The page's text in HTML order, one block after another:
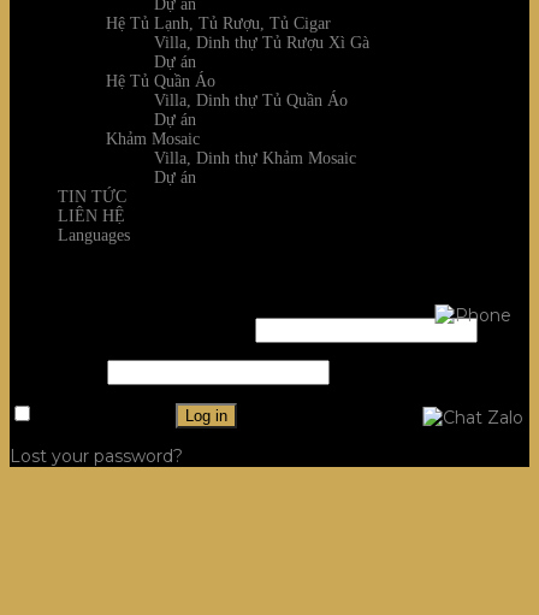
Dự án
Hệ Tủ Lạnh, Tủ Rượu, Tủ Cigar
Villa, Dinh thự Tủ Rượu Xì Gà
Dự án
Hệ Tủ Quần Áo
Villa, Dinh thự Tủ Quần Áo
Dự án
Khảm Mosaic
Villa, Dinh thự Khảm Mosaic
Dự án
TIN TỨC
LIÊN HỆ
Languages
Log in
Lost your password?